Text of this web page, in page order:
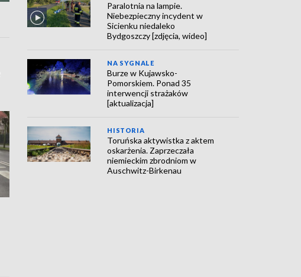
Paralotnia na lampie.
Niebezpieczny incydent w
Sicienku niedaleko
Bydgoszczy [zdjęcia, wideo]
NA SYGNALE
Burze w Kujawsko-
Pomorskiem. Ponad 35
interwencji strażaków
[aktualizacja]
HISTORIA
Toruńska aktywistka z aktem
oskarżenia. Zaprzeczała
niemieckim zbrodniom w
Auschwitz-Birkenau